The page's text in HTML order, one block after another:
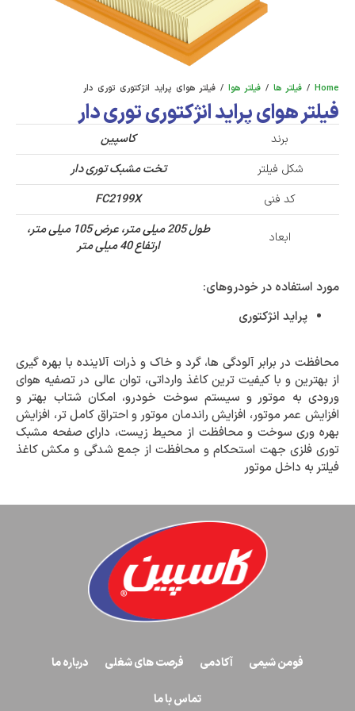
Home
/ فیلتر ها / فیلتر هوا / فیلتر هوای پراید انژکتوری توری دار
فیلتر هوای پراید انژکتوری توری دار
برند
کاسپین
شکل فیلتر
تخت مشبک توری دار
کد فنی
FC2199X
ابعاد
طول 205 میلی متر، عرض 105 میلی متر،
ارتفاع 40 میلی متر
مورد استفاده در خودروهای:
پراید انژکتوری
محافظت در برابر آلودگی ها، گرد و خاک و ذرات آلاینده با بهره گیری
از بهترین و با کیفیت ترین کاغذ وارداتی، توان عالی در تصفیه هوای
ورودی به موتور و سیستم سوخت خودرو، امکان شتاب بهتر و
افزایش عمر موتور، افزایش راندمان موتور و احتراق کامل تر، افزایش
بهره وری سوخت و محافظت از محیط زیست، دارای صفحه مشبک
توری فلزی جهت استحکام و محافظت از جمع شدگی و مکش کاغذ
فیلتر به داخل موتور
فومن شیمی آکادمی فرصت های شغلی درباره ما
تماس با ما